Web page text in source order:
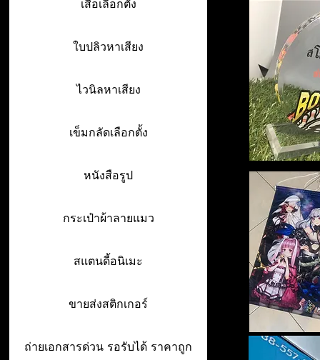
เสื้อเลือกตั้ง
ใบปลิวหาเสียง
ไวนิลหาเสียง
เข็มกลัดเลือกตั้ง
หนังสือรูป
กระเป๋าผ้าลายแมว
สแตนดี้อนิเมะ
ขายส่งสติกเกอร์
ถ่ายเอกสารด่วน รอรับได้ ราคาถูก